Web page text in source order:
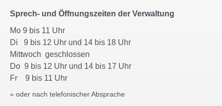
Sprech- und Öffnungszeiten der Verwaltung
Mo 9 bis 11 Uhr
Di 9 bis 12 Uhr und 14 bis 18 Uhr
Mittwoch geschlossen
Do 9 bis 12 Uhr und 14 bis 17 Uhr
Fr 9 bis 11 Uhr
» oder nach telefonischer Absprache